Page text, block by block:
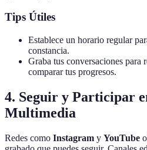
Tips Útiles
Establece un horario regular
constancia.
Graba tus conversaciones para
comparar tus progresos.
4. Seguir y Participar
Multimedia
Redes como Instagram y YouTube